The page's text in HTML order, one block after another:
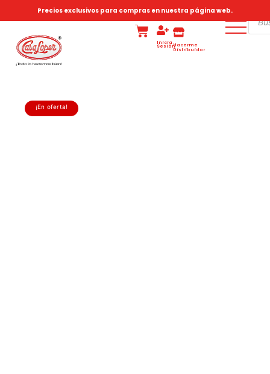
Precios exclusivos para compras en nuestra página web.
Inicia
SesiónHacerme
Distribuidor
¡En oferta!